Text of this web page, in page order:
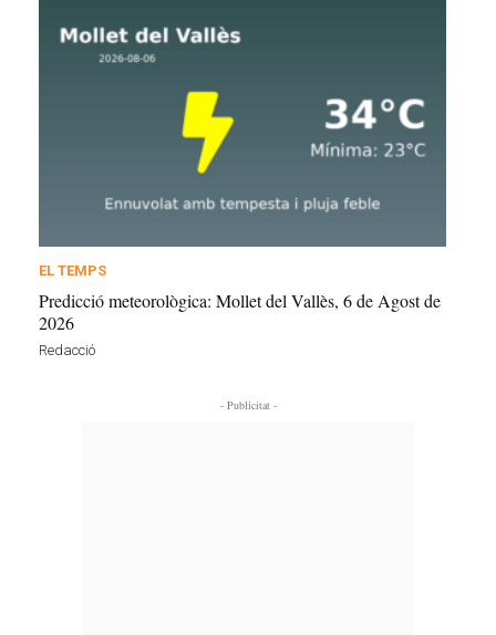
EL TEMPS
Predicció meteorològica: Mollet del Vallès, 6 de Agost de
2026
Redacció
- Publicitat -